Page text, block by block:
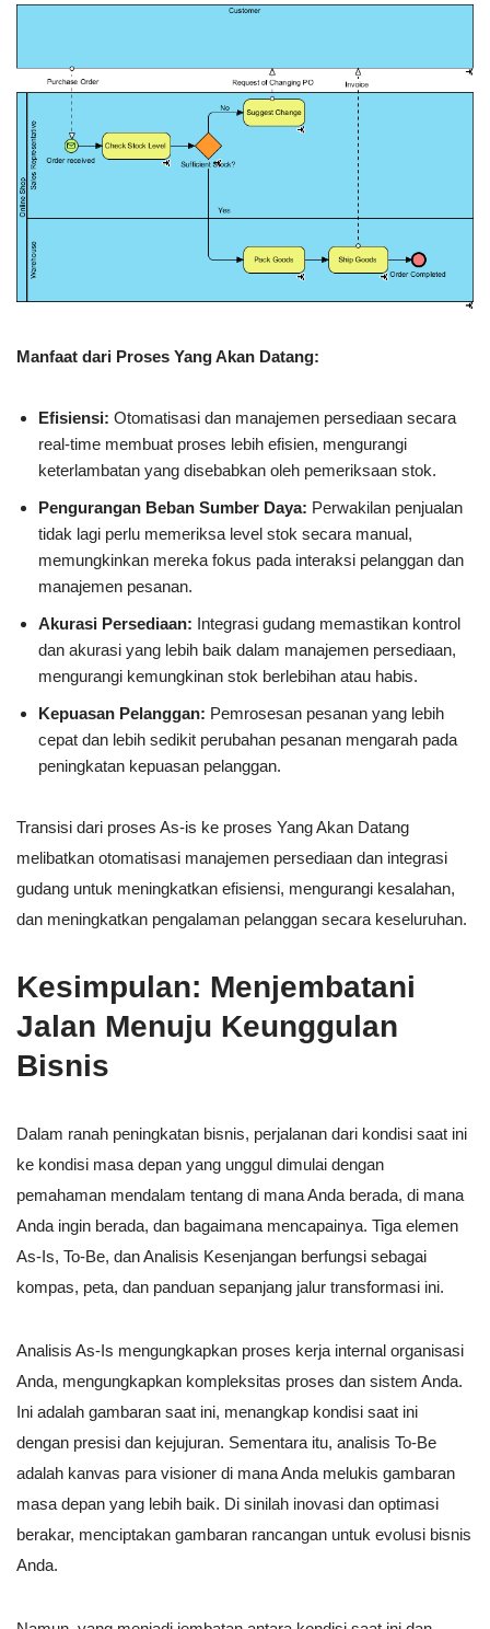
Manfaat dari Proses Yang Akan Datang:
Efisiensi: Otomatisasi dan manajemen persediaan secara
real-time membuat proses lebih efisien, mengurangi
keterlambatan yang disebabkan oleh pemeriksaan stok.
Pengurangan Beban Sumber Daya: Perwakilan penjualan
tidak lagi perlu memeriksa level stok secara manual,
memungkinkan mereka fokus pada interaksi pelanggan dan
manajemen pesanan.
Akurasi Persediaan: Integrasi gudang memastikan kontrol
dan akurasi yang lebih baik dalam manajemen persediaan,
mengurangi kemungkinan stok berlebihan atau habis.
Kepuasan Pelanggan: Pemrosesan pesanan yang lebih
cepat dan lebih sedikit perubahan pesanan mengarah pada
peningkatan kepuasan pelanggan.
Transisi dari proses As-is ke proses Yang Akan Datang
melibatkan otomatisasi manajemen persediaan dan integrasi
gudang untuk meningkatkan efisiensi, mengurangi kesalahan,
dan meningkatkan pengalaman pelanggan secara keseluruhan.
Kesimpulan: Menjembatani
Jalan Menuju Keunggulan
Bisnis
Dalam ranah peningkatan bisnis, perjalanan dari kondisi saat ini
ke kondisi masa depan yang unggul dimulai dengan
pemahaman mendalam tentang di mana Anda berada, di mana
Anda ingin berada, dan bagaimana mencapainya. Tiga elemen
As-Is, To-Be, dan Analisis Kesenjangan berfungsi sebagai
kompas, peta, dan panduan sepanjang jalur transformasi ini.
Analisis As-Is mengungkapkan proses kerja internal organisasi
Anda, mengungkapkan kompleksitas proses dan sistem Anda.
Ini adalah gambaran saat ini, menangkap kondisi saat ini
dengan presisi dan kejujuran. Sementara itu, analisis To-Be
adalah kanvas para visioner di mana Anda melukis gambaran
masa depan yang lebih baik. Di sinilah inovasi dan optimasi
berakar, menciptakan gambaran rancangan untuk evolusi bisnis
Anda.